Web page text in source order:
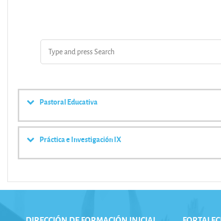
Pastoral Educativa
Práctica e Investigación IX